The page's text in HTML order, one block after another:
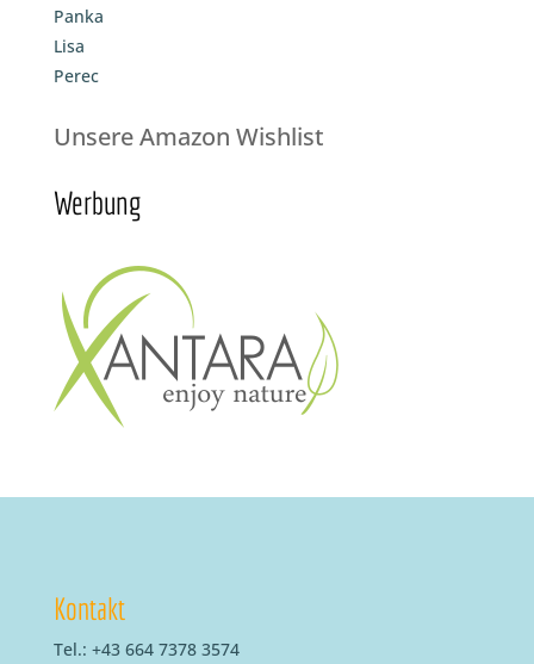
Panka
Lisa
Perec
Unsere Amazon Wishlist
Werbung
Kontakt
Tel.: +43 664 7378 3574